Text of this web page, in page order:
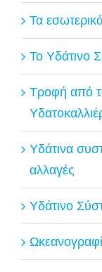
Τα
Το Υδάτινο
Τροφή από
Υδάτινα
αλλαγές
Υδάτινο